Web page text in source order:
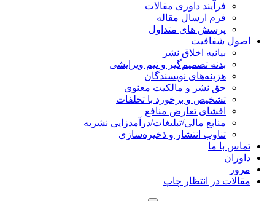
فرآیند داوری مقالات
فرم ارسال مقاله
پرسش های متداول
اصول شفافیت
بیانیه اخلاق نشر
بدنه تصمیم‌گیر و تیم ویرایشی
هزینه‌های نویسندگان
حق نشر و مالکیت معنوی
تشخیص و برخورد با تخلفات
افشای تعارض منافع
منابع مالی/تبلیغات/درآمدزایی نشریه
تناوب انتشار و ذخیره‌سازی
تماس با ما
داوران
مرور
مقالات در انتظار چاپ